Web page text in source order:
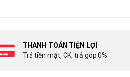
THANH TOÁN TIỆN LỢI
Trả tiền mặt, CK, trả góp 0%